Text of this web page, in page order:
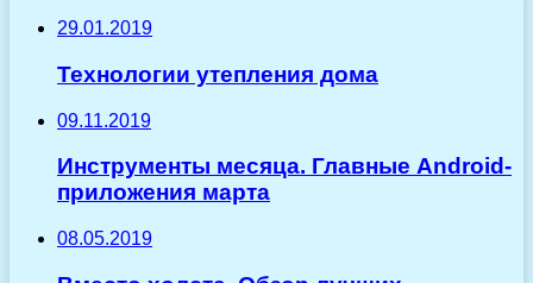
29.01.2019
Технологии утепления дома
09.11.2019
Инструменты месяца. Главные Android-
приложения марта
08.05.2019